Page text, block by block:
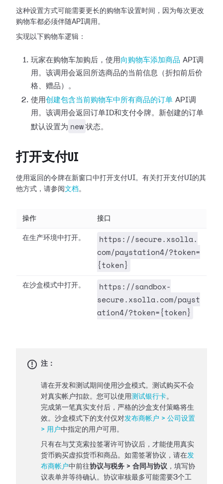
这种设置方式可能需要更长的购物车设置时间，因为每次更改
购物车都必须伴随API调用。
实现以下购物车逻辑：
玩家在购物车加购后，使用 向购物车添加商品 API调
用。该调用会返回所选商品的当前信息（折扣前后价
格、赠品）。
使用创建包含当前购物车中所有商品的订单 API调
用。该调用会返回订单ID和支付令牌。新创建的订单
默认设置为 new 状态。
打开支付UI
使用返回的令牌在新窗口中打开支付UI。有关打开支付UI的其
他方式，请参阅 文档。
操作 接口
在生产环境中打开。
https://secure.xsolla.
com/paystation4/?token=
{token}
在沙盒模式中打开。
https://sandbox-
secure.xsolla.com/payst
ation4/?token={token}
注：
请在开发和测试期间使用沙盒模式。测试购买不会
对真实帐户扣款。您可以使用测试银行卡。
完成第一笔真实支付后，严格的沙盒支付策略将生
效。沙盒模式下的支付仅对发布商帐户 > 公司设置
> 用户中指定的用户可用。
只有在与艾克索拉签署许可协议后，才能使用真实
货币购买虚拟货币和商品。如需签署协议，请在发
布商帐户中前往协议与税务 > 合同与协议 ，填写协
议表单并等待确认。协议审核最多可能需要3个工